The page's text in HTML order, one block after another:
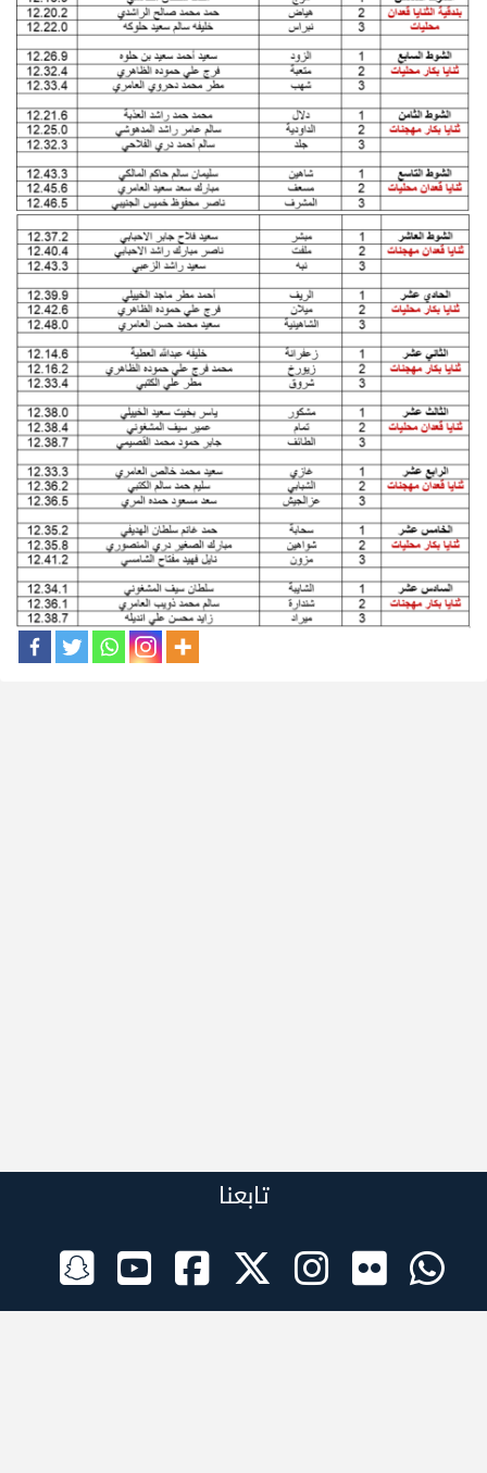
تابعنا